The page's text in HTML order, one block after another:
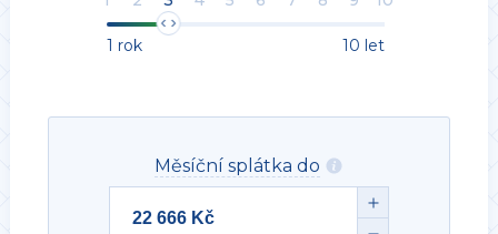
1 rok 10 let
Měsíční splátka do